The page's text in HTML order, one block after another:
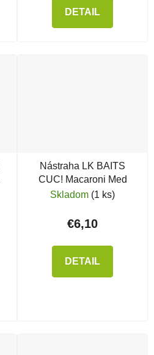
DETAIL
Nástraha LK BAITS
CUC! Macaroni Med
Skladom (1 ks)
€6,10
DETAIL